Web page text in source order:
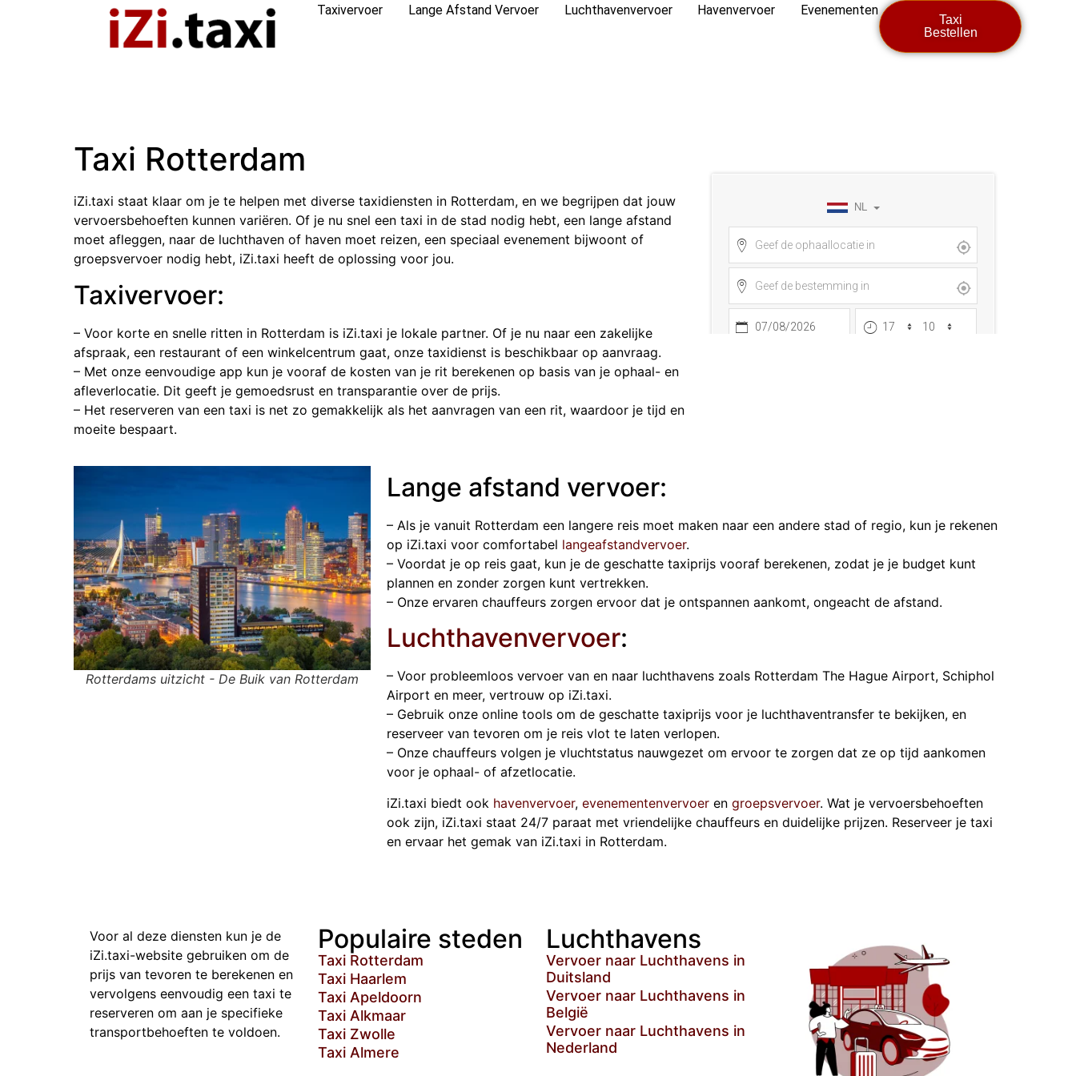
Taxivervoer Lange Afstand Vervoer Luchthavenvervoer Havenvervoer Evenementen
Taxi
Bestellen
Taxi Rotterdam
iZi.taxi staat klaar om je te helpen met diverse taxidiensten in Rotterdam, en we begrijpen dat jouw
vervoersbehoeften kunnen variëren. Of je nu snel een taxi in de stad nodig hebt, een lange afstand
moet afleggen, naar de luchthaven of haven moet reizen, een speciaal evenement bijwoont of
groepsvervoer nodig hebt, iZi.taxi heeft de oplossing voor jou.
Taxivervoer:
– Voor korte en snelle ritten in Rotterdam is iZi.taxi je lokale partner. Of je nu naar een zakelijke
afspraak, een restaurant of een winkelcentrum gaat, onze taxidienst is beschikbaar op aanvraag.
– Met onze eenvoudige app kun je vooraf de kosten van je rit berekenen op basis van je ophaal- en
afleverlocatie. Dit geeft je gemoedsrust en transparantie over de prijs.
– Het reserveren van een taxi is net zo gemakkelijk als het aanvragen van een rit, waardoor je tijd en
moeite bespaart.
Rotterdams uitzicht - De Buik van Rotterdam
Lange afstand vervoer:
– Als je vanuit Rotterdam een langere reis moet maken naar een andere stad of regio, kun je rekenen
op iZi.taxi voor comfortabel langeafstandvervoer.
– Voordat je op reis gaat, kun je de geschatte taxiprijs vooraf berekenen, zodat je je budget kunt
plannen en zonder zorgen kunt vertrekken.
– Onze ervaren chauffeurs zorgen ervoor dat je ontspannen aankomt, ongeacht de afstand.
Luchthavenvervoer:
– Voor probleemloos vervoer van en naar luchthavens zoals Rotterdam The Hague Airport, Schiphol
Airport en meer, vertrouw op iZi.taxi.
– Gebruik onze online tools om de geschatte taxiprijs voor je luchthaventransfer te bekijken, en
reserveer van tevoren om je reis vlot te laten verlopen.
– Onze chauffeurs volgen je vluchtstatus nauwgezet om ervoor te zorgen dat ze op tijd aankomen
voor je ophaal- of afzetlocatie.
iZi.taxi biedt ook havenvervoer,evenementenvervoer engroepsvervoer. Wat je vervoersbehoeften
ook zijn, iZi.taxi staat 24/7 paraat met vriendelijke chauffeurs en duidelijke prijzen. Reserveer je taxi
en ervaar het gemak van iZi.taxi in Rotterdam.
Voor al deze diensten kun je de
iZi.taxi-website gebruiken om de
prijs van tevoren te berekenen en
vervolgens eenvoudig een taxi te
reserveren om aan je specifieke
transportbehoeften te voldoen.
Populaire steden
Taxi Rotterdam
Taxi Haarlem
Taxi Apeldoorn
Taxi Alkmaar
Taxi Zwolle
Taxi Almere
Luchthavens
Vervoer naar Luchthavens in
Duitsland
Vervoer naar Luchthavens in
België
Vervoer naar Luchthavens in
Nederland